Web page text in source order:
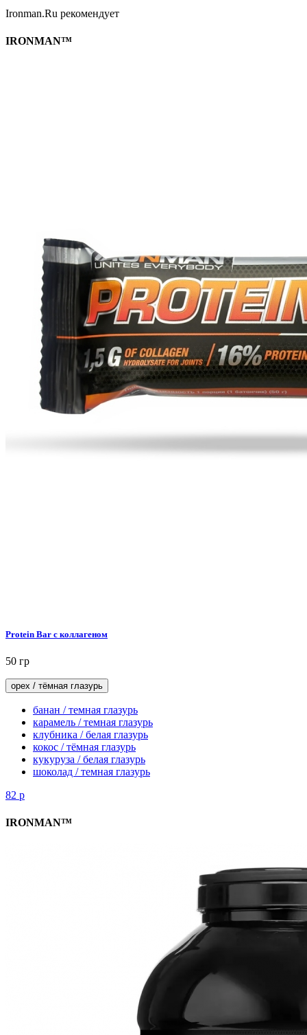
Ironman.Ru рекомендует
IRONMAN™
Protein Bar с коллагеном
50 гр
орех / тёмная глазурь
банан / темная глазурь
карамель / темная глазурь
клубника / белая глазурь
кокос / тёмная глазурь
кукуруза / белая глазурь
шоколад / темная глазурь
82 р
IRONMAN™